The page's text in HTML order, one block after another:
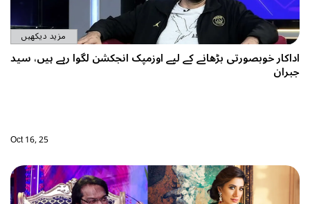
مزید دیکھیں
اداکار خوبصورتی بڑھانے کے لیے اوزمپک انجکشن لگوا رہے ہیں، سید
جبران
Oct 16, 25